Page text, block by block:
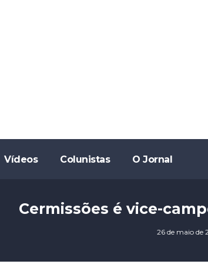
Vídeos Colunistas O Jornal
Cermissões é vice-
26 de maio de